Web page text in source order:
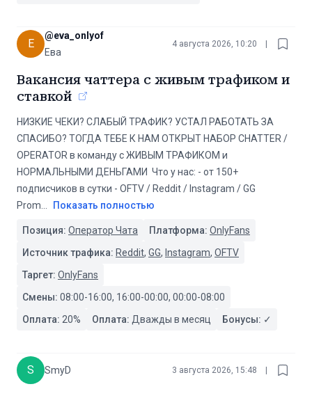
E
@eva_onlyof
Ева
4 августа 2026, 10:20
Вакансия чаттера с живым трафиком и
ставкой
НИЗКИЕ ЧЕКИ? СЛАБЫЙ ТРАФИК? УСТАЛ РАБОТАТЬ ЗА
СПАСИБО? ТОГДА ТЕБЕ К НАМ ОТКРЫТ НАБОР CHATTER /
OPERATOR в команду с ЖИВЫМ ТРАФИКОМ и
НОРМАЛЬНЫМИ ДЕНЬГАМИ ️ Что у нас: - от 150+
подписчиков в сутки - OFTV / Reddit / Instagram / GG
Prom
Показать полностью
Позиция: Оператор Чата Платформа: OnlyFans
Источник трафика: Reddit, GG, Instagram, OFTV
Таргет: OnlyFans
Смены: 08:00-16:00, 16:00-00:00, 00:00-08:00
Оплата: 20% Оплата: Дважды в месяц Бонусы: ✓
S SmyD 3 августа 2026, 15:48